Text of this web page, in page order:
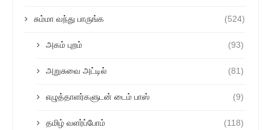
சும்மா வந்து பாருங்க (524)
அகம் புறம் (93)
அறுசுவை அட்டில் (81)
எழுத்தாளர்களுடன் டைம் பாஸ் (9)
தமிழ் வளர்ப்போம் (118)